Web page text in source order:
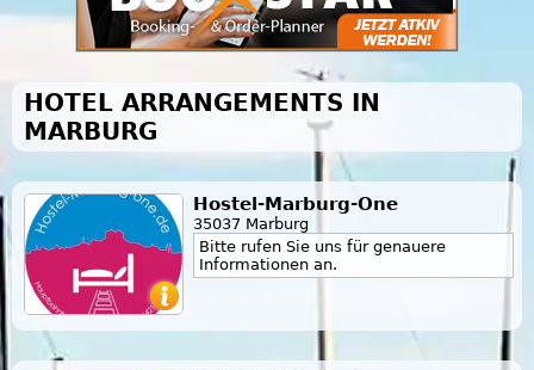
HOTEL ARRANGEMENTS IN
MARBURG
Hostel-Marburg-One
35037 Marburg
Bitte rufen Sie uns für genauere
Informationen an.